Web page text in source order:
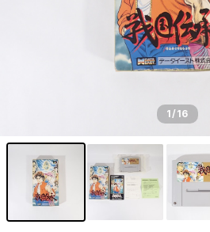
【MK3】セガ マーク3 - SEGA MARKⅢ
【SS】セガサターン - SEGA SATURN
【DC】ドリームキャスト - DREAM CAST
【PCE】PCエンジン - PC ENGINE
1/16